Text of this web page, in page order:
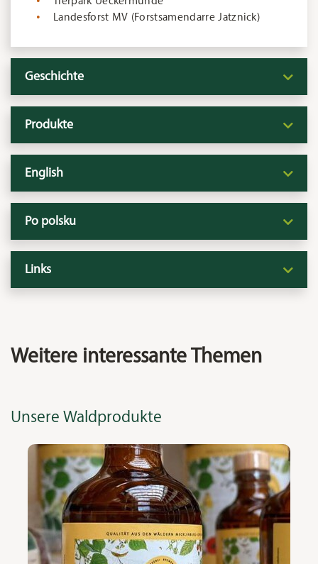
Landesforst MV (Forstsamendarre Jatznick)
Geschichte
Produkte
English
Po polsku
Links
Weitere interessante Themen
Unsere Waldprodukte